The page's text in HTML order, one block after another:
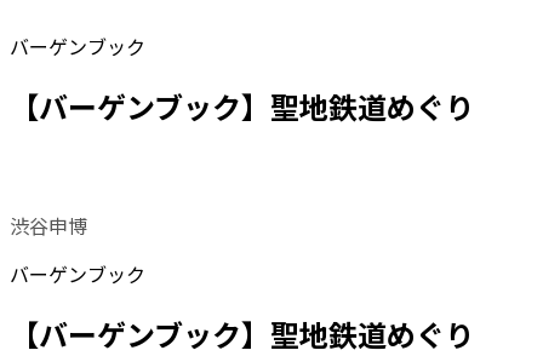
バーゲンブック
【バーゲンブック】聖地鉄道めぐり
渋谷申博
バーゲンブック
【バーゲンブック】聖地鉄道めぐり